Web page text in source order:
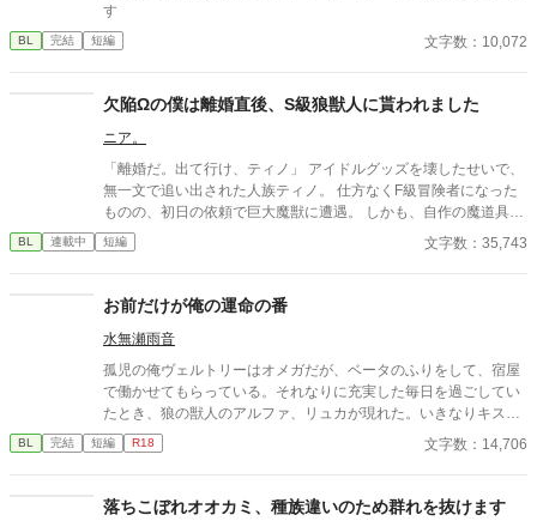
す
BL 完結 短編 文字数：10,072
欠陥Ωの僕は離婚直後、S級狼獣人に貰われました
ニア。
「離婚だ。出て行け、ティノ」 アイドルグッズを壊したせいで、
無一文で追い出された人族ティノ。 仕方なくF級冒険者になった
ものの、初日の依頼で巨大魔獣に遭遇。 しかも、自作の魔道具
は……ポンコツだった。 人生終了……のはずが？！ 「助け、い
る？」 現れたのは、王国最強のS級狼獣人ディアン。 なぜかティ
「ティノは俺が守るから」 「おいで。ほら」 「……離したくな
い」 危険ダンジョンなのに、なぜかずっと抱っこ移動。 しかも満
月の夜、狼獣人の発情期が始まって――？！ ポンコツ魔道具師
と、囲い込み系S級狼獣人の、ご飯と溺愛たっぷり冒険BL♡ 三万
文字ほどの、じんわり甘い冒険BLです。
BL 連載中 短編 文字数：35,743
お前だけが俺の運命の番
水無瀬雨音
孤児の俺ヴェルトリーはオメガだが、ベータのふりをして、宿屋
で働かせてもらっている。それなりに充実した毎日を過ごしてい
たとき、狼の獣人のアルファ、リュカが現れた。いきなりキスし
てきたリュカは、俺に「お前は俺の運命の番だ」と言ってきた。
オメガの集められる施設に行くか、リュカの屋敷に行くかの選択
た俺。新しい暮らしになれ、意外と優しいリュカにだんだんと惹
BL 完結 短編 R18 文字数：14,706
落ちこぼれオオカミ、種族違いのため群れを抜けます